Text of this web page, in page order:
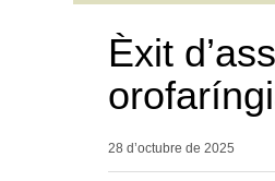
Èxit
28 d’octubre de 2025